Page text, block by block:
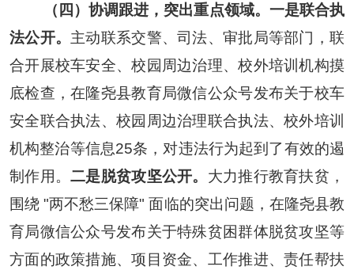
（四）协调跟进 ， 突出重点领域。 一是联合执
法公开。 主动联系交警、司法、审批局等部门，联
合开展校车安全、校园周边治理、校外培训机构摸
底检查，在隆尧县教育局微信公众号发布关于校车
安全联合执法、校园周边治理联合执法、校外培训
机构整治等信息25条，对违法行为起到了有效的遏
制作用。二是脱贫攻坚公开。 大力推行教育扶贫，
围绕 "两不愁三保障" 面临的突出问题 ， 在隆尧县教
育局微信公众号发布关于特殊贫困群体脱贫攻坚等
方面的政策措施、项目资金、工作推进、责任帮扶